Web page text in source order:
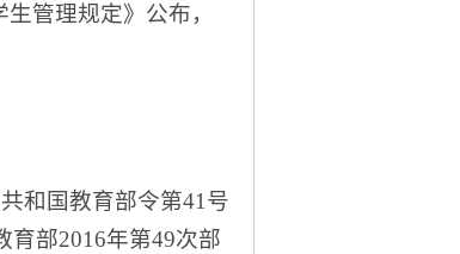
管理规定》公布，
和国教育部令第41号
育部2016年第49次部